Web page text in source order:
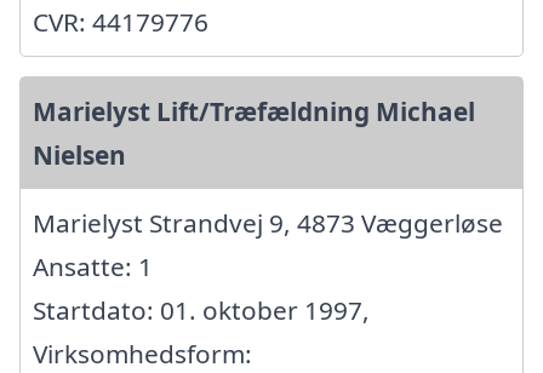
CVR: 44179776
Marielyst Lift/Træfældning Michael
Nielsen
Marielyst Strandvej 9, 4873 Væggerløse
Ansatte: 1
Startdato: 01. oktober 1997,
Virksomhedsform: